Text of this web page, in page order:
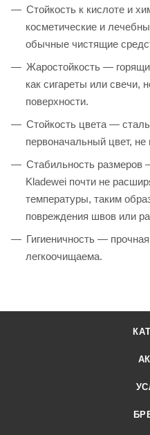
Стойкость к кислоте и
косметические и
обычные чистящие
Жаростойкость —
как сигареты или свечи,
поверхности.
Стойкость цвета —
первоначальный цвет,
Стабильность
Kladewei почти не
температуры, таким
повреждения швов или
Гигиеничность —
легкоочищаема.